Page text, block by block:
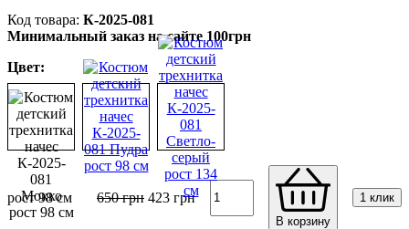
К-2025-081
Минимальный заказ на сайте 100грн
Цвет:
рост 98 см 650грн 423 грн
В корзину
1 клик